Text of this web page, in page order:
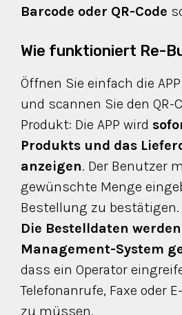
Barcode oder QR-Code
Wie funktioniert Re-
Öffnen Sie einfach die
und scannen Sie den QR-
Produkt: Die APP wird
Produkts und das
anzeigen. Der Benutzer
gewünschte Menge
Bestellung zu bestätigen.
Die Bestelldaten
Management-System
dass ein Operator
Telefonanrufe, Faxe oder
zu müssen.